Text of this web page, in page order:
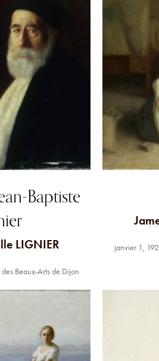
Baptiste
LIGNIER
Beaux-Arts de Dijon
janvier 1,